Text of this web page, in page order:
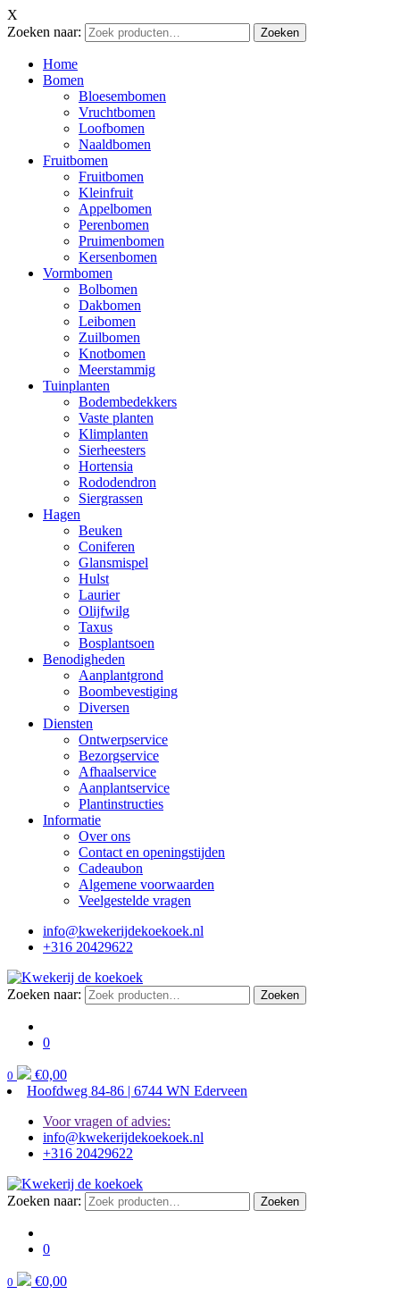
X
Zoeken naar:
Zoeken
Home
Bomen
Bloesembomen
Vruchtbomen
Loofbomen
Naaldbomen
Fruitbomen
Fruitbomen
Kleinfruit
Appelbomen
Perenbomen
Pruimenbomen
Kersenbomen
Vormbomen
Bolbomen
Dakbomen
Leibomen
Zuilbomen
Knotbomen
Meerstammig
Tuinplanten
Bodembedekkers
Vaste planten
Klimplanten
Sierheesters
Hortensia
Rododendron
Siergrassen
Hagen
Beuken
Coniferen
Glansmispel
Hulst
Laurier
Olijfwilg
Taxus
Bosplantsoen
Benodigheden
Aanplantgrond
Boombevestiging
Diversen
Diensten
Ontwerpservice
Bezorgservice
Afhaalservice
Aanplantservice
Plantinstructies
Informatie
Over ons
Contact en openingstijden
Cadeaubon
Algemene voorwaarden
Veelgestelde vragen
info@kwekerijdekoekoek.nl
+316 20429622
Zoeken naar: Zoeken
0
0 €0,00
Hoofdweg 84-86 | 6744 WN Ederveen
Voor vragen of advies:
info@kwekerijdekoekoek.nl
+316 20429622
Zoeken naar: Zoeken
0
0 €0,00